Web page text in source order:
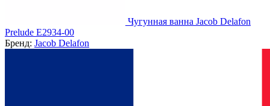
Чугунная ванна Jacob Delafon
Prelude E2934-00
Бренд: Jacob Delafon